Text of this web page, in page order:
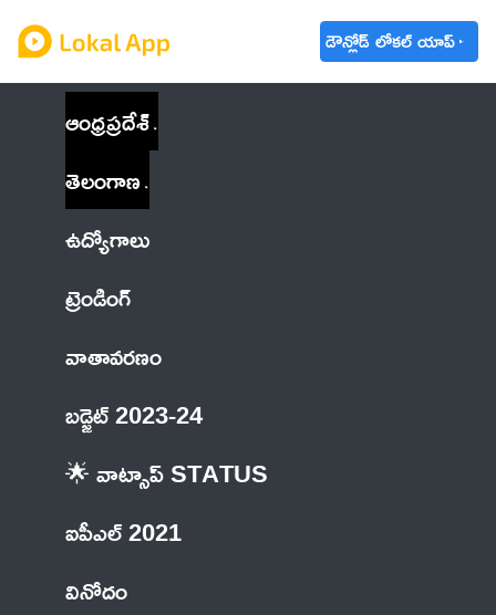
డౌన్లోడ్ లోకల్ యాప్
ఆంధ్రప్రదేశ్
తెలంగాణ
ఉద్యోగాలు
ట్రెండింగ్
వాతావరణం
బడ్జెట్ 2023-24
🌟 వాట్సాప్ STATUS
ఐపీఎల్ 2021
వినోదం